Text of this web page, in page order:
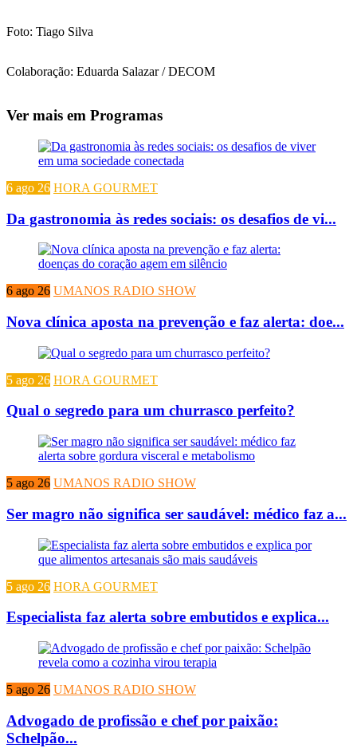
Foto: Tiago Silva
Colaboração: Eduarda Salazar / DECOM
Ver mais em Programas
6 ago 26 HORA GOURMET
Da gastronomia às redes sociais: os desafios de vi...
6 ago 26 UMANOS RADIO SHOW
Nova clínica aposta na prevenção e faz alerta: doe...
5 ago 26 HORA GOURMET
Qual o segredo para um churrasco perfeito?
5 ago 26 UMANOS RADIO SHOW
Ser magro não significa ser saudável: médico faz a...
5 ago 26 HORA GOURMET
Especialista faz alerta sobre embutidos e explica...
5 ago 26 UMANOS RADIO SHOW
Advogado de profissão e chef por paixão:
Schelpão...